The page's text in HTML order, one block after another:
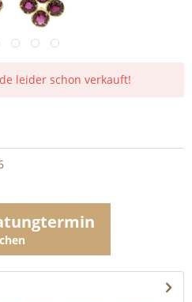
leider schon verkauft!